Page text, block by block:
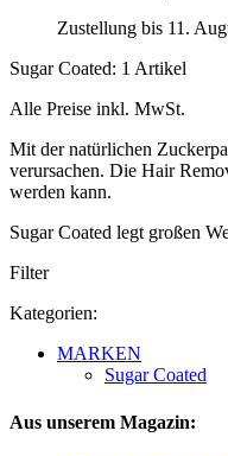
Zustellung bis 11.
Sugar Coated: 1 Artikel
Alle Preise inkl. MwSt.
Mit der natürlichen
verursachen. Die Hair
werden kann.
Sugar Coated legt großen
Filter
Kategorien:
MARKEN
Sugar Coated
Aus unserem Magazin: